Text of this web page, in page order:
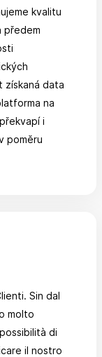
kvalitu
předem
získaná data
na
i
poměru
Sin dal
molto
di
il nostro